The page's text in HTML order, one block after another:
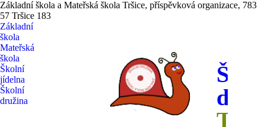
Základní škola a Mateřská škola Tršice, příspěvková organizace, 783
57 Tršice 183
Základní
škola
Mateřská
škola
Školní
jídelna
Školní
družina